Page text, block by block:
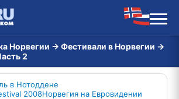
Норвегии → Фестивали в Норвегии →
2
в Нотоддене
2008Норвегия на Евровидении